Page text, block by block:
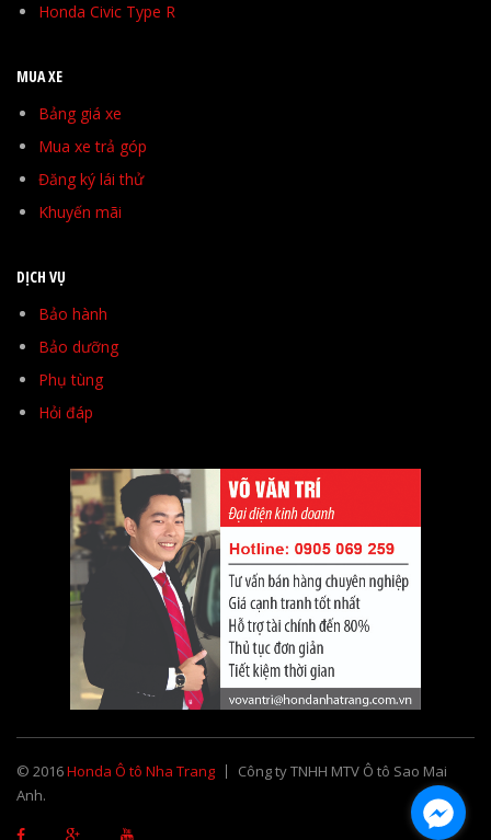
Honda Civic Type R
MUA XE
Bảng giá xe
Mua xe trả góp
Đăng ký lái thử
Khuyến mãi
DỊCH VỤ
Bảo hành
Bảo dưỡng
Phụ tùng
Hỏi đáp
© 2016Honda Ô tô Nha Trang
Công ty TNHH MTV Ô tô Sao Mai
Anh.